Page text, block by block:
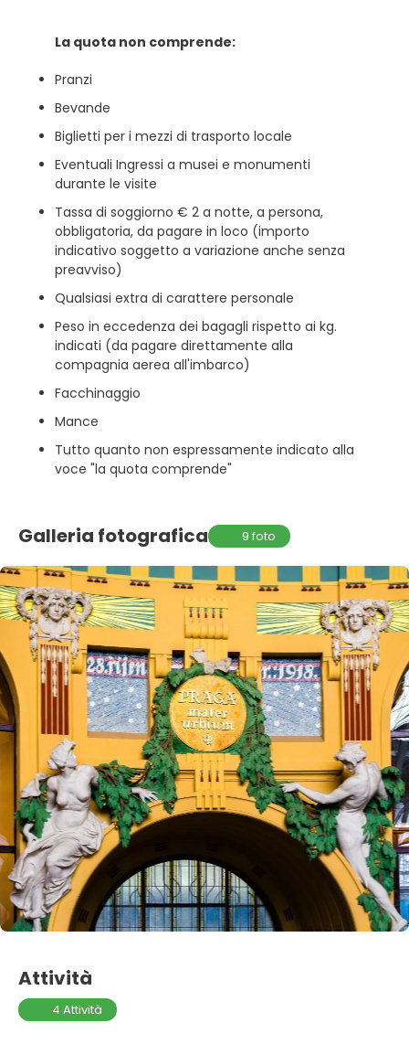
La quota non comprende:
Pranzi
Bevande
Biglietti per i mezzi di trasporto locale
Eventuali Ingressi a musei e monumenti
durante le visite
Tassa di soggiorno € 2 a notte, a persona,
obbligatoria, da pagare in loco (importo
indicativo soggetto a variazione anche senza
preavviso)
Qualsiasi extra di carattere personale
Peso in eccedenza dei bagagli rispetto ai kg.
indicati (da pagare direttamente alla
compagnia aerea all'imbarco)
Facchinaggio
Mance
Tutto quanto non espressamente indicato alla
voce "la quota comprende"
Galleria fotografica 9 foto
Attività
4 Attività